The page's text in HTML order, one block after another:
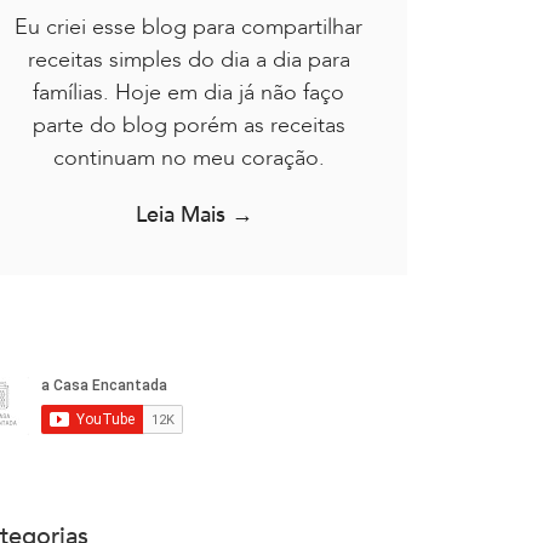
Eu criei esse blog para compartilhar
receitas simples do dia a dia para
famílias. Hoje em dia já não faço
parte do blog porém as receitas
continuam no meu coração.
Leia Mais →